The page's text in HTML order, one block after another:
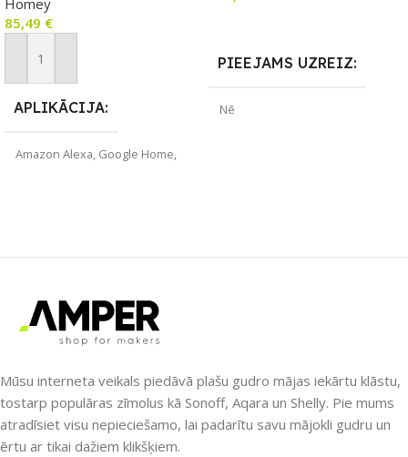
Homey
85,49 €
Pievienot Grozam
APLIKĀCIJA
Amazon Alexa, Google Home,
IR (infrared), RF raidītājs ,Wi-Fi
Z-Wave,ZigBee
PIEEJAMS UZREIZ
Nē
PIEEJAMS UZREIZ
Nē
Mūsu interneta veikals piedāvā plašu gudro mājas iekārtu klāstu,
tostarp populāras zīmolus kā Sonoff, Aqara un Shelly. Pie mums
atradīsiet visu nepieciešamo, lai padarītu savu mājokli gudru un
ērtu ar tikai dažiem klikšķiem.